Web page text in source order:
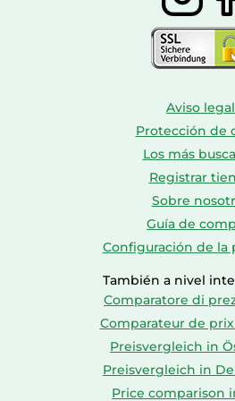
Aviso legal
Protección de
Los más
Registrar
Sobre
Guía de
Configuración de la
También a nivel
Comparatore di
Comparateur de
Preisvergleich in
Preisvergleich in
Price comparison